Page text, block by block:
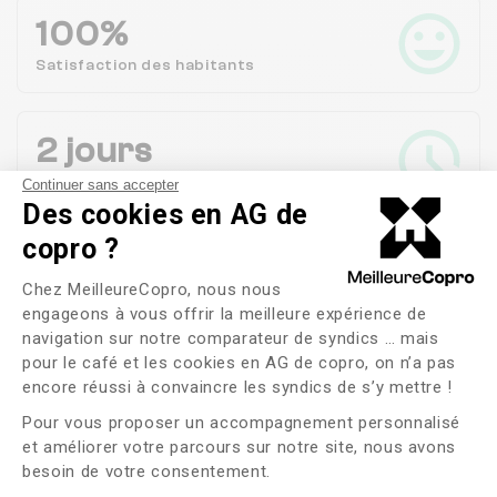
Continuer sans accepter
Des cookies en AG de
copro ?
Plateforme de Gestion du
Chez MeilleureCopro, nous nous
engageons à vous offrir la meilleure expérience de
navigation sur notre comparateur de syndics … mais
pour le café et les cookies en AG de copro, on n’a pas
encore réussi à convaincre les syndics de s’y mettre !
Pour vous proposer un accompagnement personnalisé
et améliorer votre parcours sur notre site, nous avons
besoin de votre consentement.
Axeptio consent
100%
Satisfaction des habitants
2 jours
Durée moyenne de Gestion d'une Réclamation
Ils vous parlent de leur
syndic sur MARLY-LE-ROI !
Coralie Dubus 5/5